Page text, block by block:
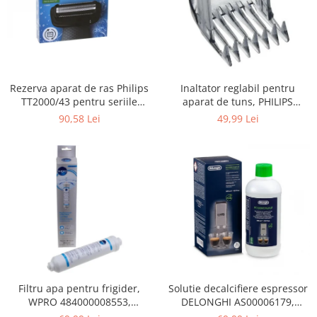
Gaming, Carti & Birotica
Birotica & Papetarie
Accesorii aparate de ras electrice
Accesorii aparate hair styling
Aparate & Accesorii ingrijire
Aparate cosmetice
Articole Sanatate si Wellness
Consumabile sanitare
Cosmetice si produse ingrijire
personala
Igiena dentara
Jucarii, Copii & Bebe
Camera copilului
Hrana bebelusi
Rezerva aparat de ras Philips
TT2000/43 pentru seriile
Bodygroom 3000/5000/7000 si
90,58 Lei
Inaltator reglabil pentru
aparat de tuns, PHILIPS
422203633281, 3-15 mm,
49,99 Lei
Filtru apa pentru frigider,
WPRO 484000008553,
Solutie decalcifiere espressor
DELONGHI AS00006179,